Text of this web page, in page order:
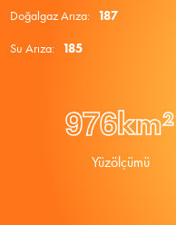
Doğalgaz Arıza: 187
Su Arıza: 185
976km²
Yüzölçümü